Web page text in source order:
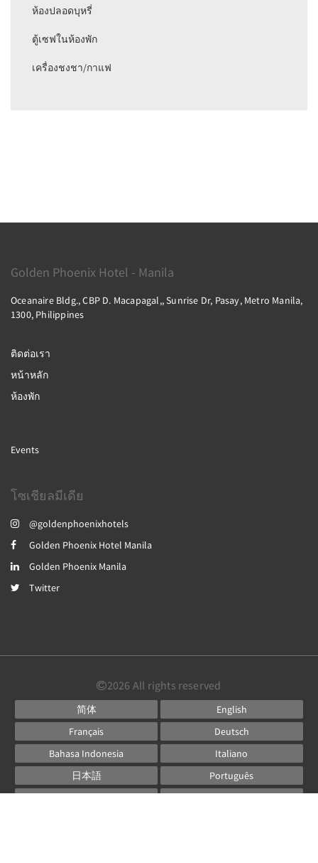
ห้องปลอดบุหรี่
ตู้เซฟในห้องพัก
เครื่องชงชา/กาแฟ
Golden Phoenix Hotel - Manila
Oceanaire Bldg., CBP D. Macapagal,, Sunrise Dr, Pasay, Metro Manila,
1300, Philippines
ติดต่อเรา
หน้าหลัก
ห้องพัก
Events
โซเชียลมีเดีย
@goldenphoenixhotels
Golden Phoenix Hotel Manila
Golden Phoenix Manila
Twitter
2026 All rights reserved
简体
English
Français
Deutsch
Bahasa Indonesia
Italiano
日本語
Português
Русский
Español